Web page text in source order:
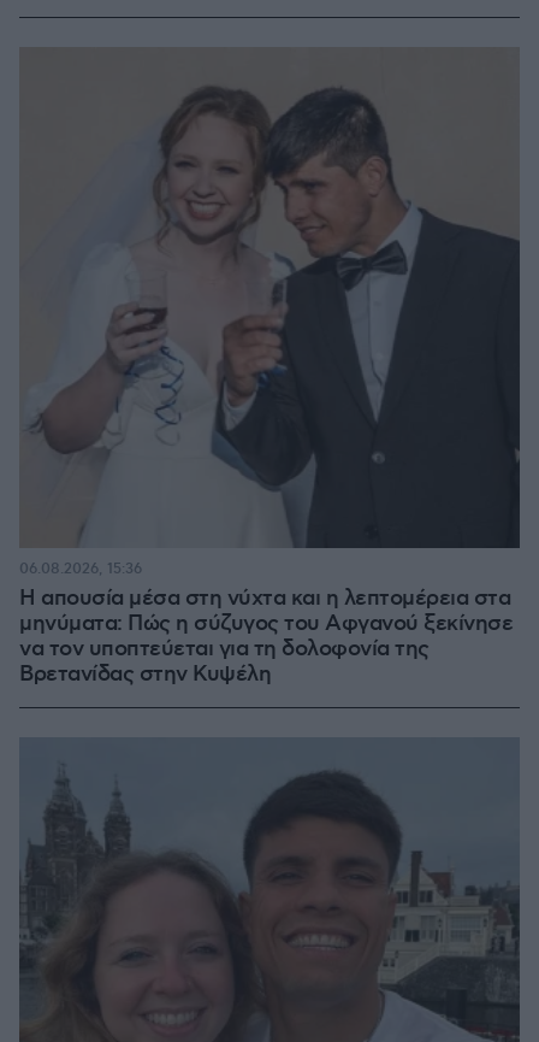
Η απουσία μέσα στη νύχτα και η λεπτομέρεια στα
μηνύματα: Πώς η σύζυγος του Αφγανού ξεκίνησε
να τον υποπτεύεται για τη δολοφονία της
Βρετανίδας στην Κυψέλη
06.08.2026, 15:36